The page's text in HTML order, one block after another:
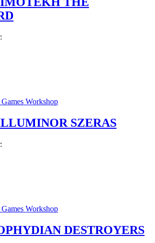
Games Workshop
SZERAS
Games Workshop
DESTROYERS